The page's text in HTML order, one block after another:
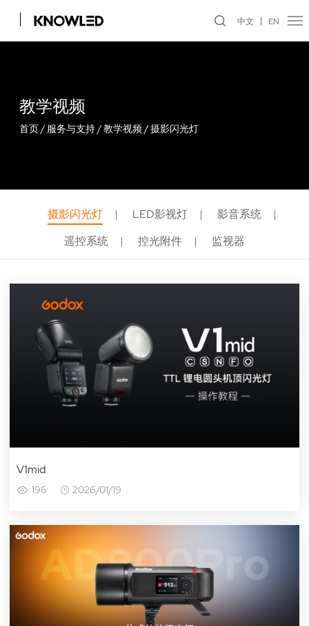
中文 EN
教学视频
首页/ 服务与支持/教学视频/摄影闪光灯
摄影闪光灯 LED影视灯
影音系统
遥控系统
控光附件 监视器
V1mid
196 2026/01/19